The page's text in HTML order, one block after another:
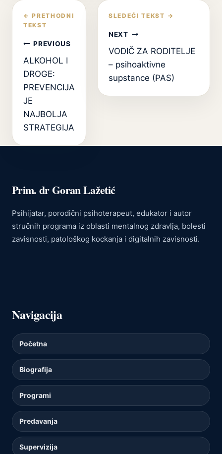
Кретање
чланка
PREVIOUS
ALKOHOL I
DROGE:
PREVENCIJA
JE
NAJBOLJA
STRATEGIJA
NEXT
VODIČ ZA RODITELJE
– psihoaktivne
supstance (PAS)
Prim. dr Goran Lažetić
Psihijatar, porodični psihoterapeut, edukator i autor
stručnih programa iz oblasti mentalnog zdravlja, bolesti
zavisnosti, patološkog kockanja i digitalnih zavisnosti.
Navigacija
Početna
Biografija
Programi
Predavanja
Supervizija